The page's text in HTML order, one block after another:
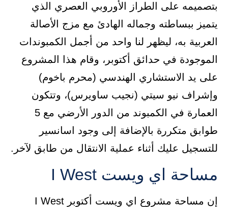
بتصميمه على الطراز الأوروبي العصري الذي
يتميز ببساطته وجماله الهادئ مع مزج الأصالة
العربية به، ليظهر لنا واحد من أجمل الكمبوندات
الموجودة في حدائق أكتوبر، وقام هذا المشروع
على يد الاستشاري الهندسي (محرم باخوم)
وإشراف نيو سيتي (نجيب ساويرس)، وتتكون
العمارة في الكمبوند من الدور الأرضي مع 5
طوابق متكررة بالإضافة إلى وجود اسانسير
للتسجيل عليك أثناء عملية الانتقال من طابق لآخر.
مساحة اي ويست I West
إن مساحة مشروع اي ويست أكتوبر I West